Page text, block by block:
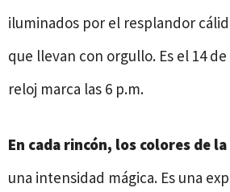
iluminados por el resplandor
que llevan con orgullo. Es el 14
reloj marca las 6 p.m.
En cada rincón, los colores de
una intensidad mágica. Es una